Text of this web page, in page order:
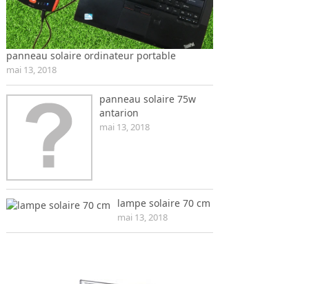
panneau solaire ordinateur portable
mai 13, 2018
panneau solaire 75w
antarion
mai 13, 2018
lampe solaire 70 cm
mai 13, 2018